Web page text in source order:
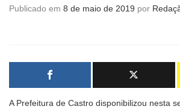
Publicado em 8 de maio de 2019 por
A Prefeitura de Castro disponibilizou nesta